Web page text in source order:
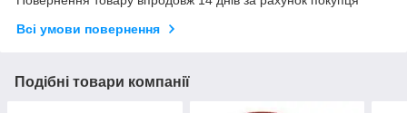
Всі умови повернення
Подібні товари компанії